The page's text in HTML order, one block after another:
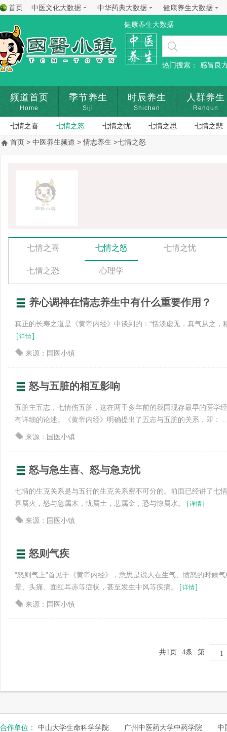
首页 中医文化大数据 中华药典大数据 健康养生大数据
健康养生大数据
热门搜索： 感冒良
频道首页
Home
季节养生
Siji
时辰养生
Shichen
人群养生
Renqun
七情之喜 七情之怒 七情之忧 七情之思
七情之悲
首页 > 中医养生频道 >情志养生 >七情之怒
七情之喜 七情之怒 七情之忧
七情之恐 心理学
养心调神在情志养生中有什么重要作用？
真正的长寿之道是《黄帝内经》中谈到的：“恬淡虚无，真气从之，
[详情]
来源：国医小镇
怒与五脏的相互影响
五脏主五志，七情伤五脏，这在两千多年前的我国现存最早的医学
有详细的论述。《黄帝内经》明确提出了五志与五脏的关系，即：
来源：国医小镇
怒与急生喜、怒与急克忧
七情的生克关系是与五行的生克关系密不可分的。前面已经讲了七
喜属火，怒与急属木，忧属土，悲属金，恐与惊属水。
[详情]
来源：国医小镇
怒则气疾
“怒则气上”首见于《黄帝内经》，意思是说人在生气、愤怒的时候
晕、头痛、面红耳赤等症状，甚至发生中风等疾病。
[详情]
来源：国医小镇
共1页 4条 第
合作单位： 中山大学生命科学学院 广州中医药大学中药学院 中